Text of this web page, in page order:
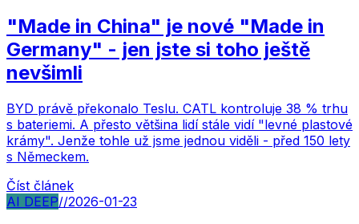
"Made in China" je nové "Made in
Germany" - jen jste si toho ještě
nevšimli
BYD právě překonalo Teslu. CATL kontroluje 38 % trhu
s bateriemi. A přesto většina lidí stále vidí "levné plastové
krámy". Jenže tohle už jsme jednou viděli - před 150 lety
s Německem.
Číst článek
AI DEEP//2026-01-23